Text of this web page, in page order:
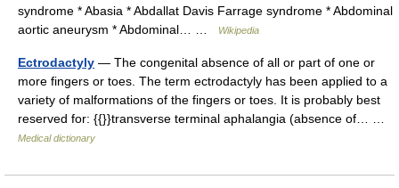
syndrome * Abasia * Abdallat Davis Farrage syndrome * Abdominal
aortic aneurysm * Abdominal… …
Wikipedia
Ectrodactyly — The congenital absence of all or part of one or
more fingers or toes. The term ectrodactyly has been applied to a
variety of malformations of the fingers or toes. It is probably best
reserved for: {{}}transverse terminal aphalangia (absence of… …
Medical dictionary